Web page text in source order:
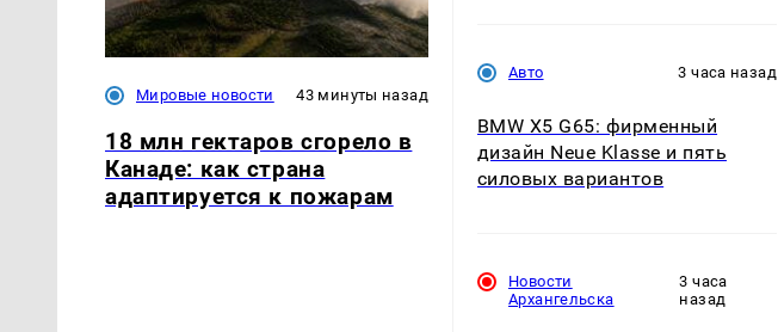
Мировые новости 43 минуты назад
18 млн гектаров сгорело в
Канаде: как страна
адаптируется к пожарам
Авто 3 часа назад
BMW X5 G65: фирменный
дизайн Neue Klasse и пять
силовых вариантов
Новости
Архангельска
3 часа
назад